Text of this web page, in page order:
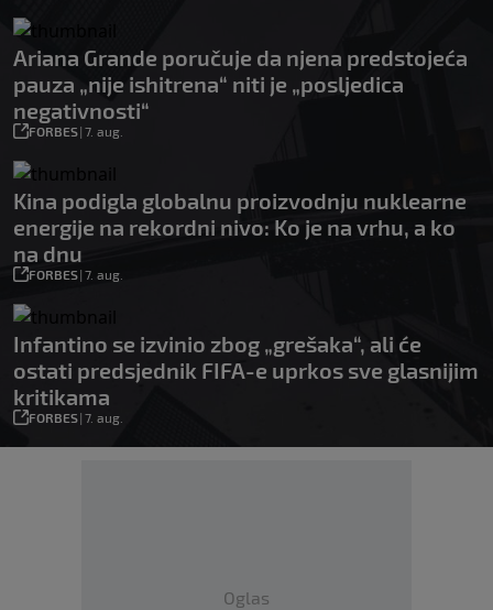
Ariana Grande poručuje da njena predstojeća
pauza „nije ishitrena“ niti je „posljedica
negativnosti“
FORBES| 7. aug.
Kina podigla globalnu proizvodnju nuklearne
energije na rekordni nivo: Ko je na vrhu, a ko
na dnu
FORBES| 7. aug.
Infantino se izvinio zbog „grešaka“, ali će
ostati predsjednik FIFA-e uprkos sve glasnijim
kritikama
FORBES| 7. aug.
Oglas